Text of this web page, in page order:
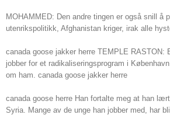
MOHAMMED: Den andre tingen er også snill
utenrikspolitikk, Afghanistan kriger, irak alle
canada goose jakker herre TEMPLE
jobber for et radikaliseringsprogram i
om ham. canada goose jakker herre
canada goose herre Han fortalte meg at han
Syria. Mange av de unge han jobber med, har